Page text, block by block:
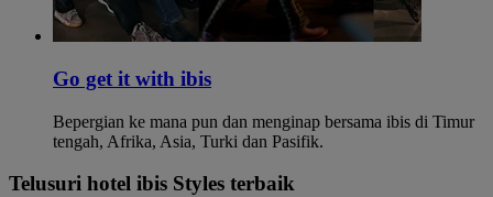
Go get it with ibis
Bepergian ke mana pun dan menginap bersama ibis di Timur
tengah, Afrika, Asia, Turki dan Pasifik.
Telusuri hotel ibis Styles terbaik